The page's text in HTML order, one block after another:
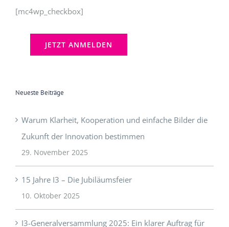
[mc4wp_checkbox]
Neueste Beiträge
Warum Klarheit, Kooperation und einfache Bilder die
Zukunft der Innovation bestimmen
29. November 2025
15 Jahre I3 – Die Jubiläumsfeier
10. Oktober 2025
I3-Generalversammlung 2025: Ein klarer Auftrag für